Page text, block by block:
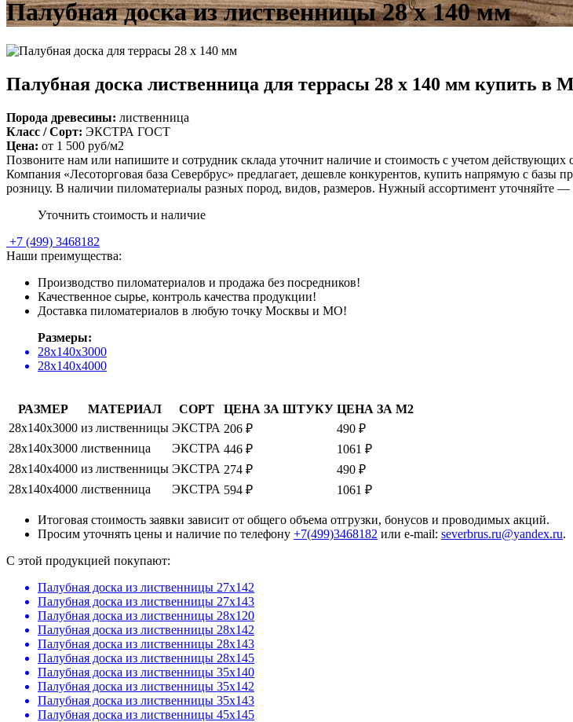
Палубная доска из лиственницы 28 х 140 мм
Палубная доска лиственница для террасы 28 х 140 мм купить в
Порода древесины: лиственница
Класс / Сорт: ЭКСТРА ГОСТ
Цена: от 1 500 руб/м2
Позвоните нам или напишите и сотрудник склада уточнит наличие и стоимость с учетом
Компания «Лесоторговая база Севербрус» предлагает, дешевле конкурентов, купить напрямую с базы
розницу. В наличии пиломатериалы разных пород, видов, размеров. Нужный ассортимент уточняйте
Уточнить стоимость и наличие
+7 (499) 3468182
Наши преимущества:
Производство пиломатериалов и продажа без посредников!
Качественное сырье, контроль качества продукции!
Доставка пиломатериалов в любую точку Москвы и МО!
Размеры:
28х140х3000
28х140х4000
РАЗМЕР МАТЕРИАЛ СОРТ ЦЕНА ЗА ШТУКУ ЦЕНА ЗА М2
28х140х3000 из лиственницы ЭКСТРА 206 ₽
490 ₽
28х140х3000 лиственница ЭКСТРА 446 ₽
1061 ₽
28х140х4000 из лиственницы ЭКСТРА 274 ₽
490 ₽
28х140х4000 лиственница ЭКСТРА 594 ₽ 1061 ₽
Итоговая стоимость заявки зависит от общего объема отгрузки, бонусов и проводимых акций.
Просим уточнять цены и наличие по телефону +7(499)3468182 или e-mail: severbrus.ru@yandex.ru.
C этой продукцией покупают:
Палубная доска из лиственницы 27х142
Палубная доска из лиственницы 27х143
Палубная доска из лиственницы 28х120
Палубная доска из лиственницы 28х142
Палубная доска из лиственницы 28х143
Палубная доска из лиственницы 28х145
Палубная доска из лиственницы 35х140
Палубная доска из лиственницы 35х142
Палубная доска из лиственницы 35х143
Палубная доска из лиственницы 45х145